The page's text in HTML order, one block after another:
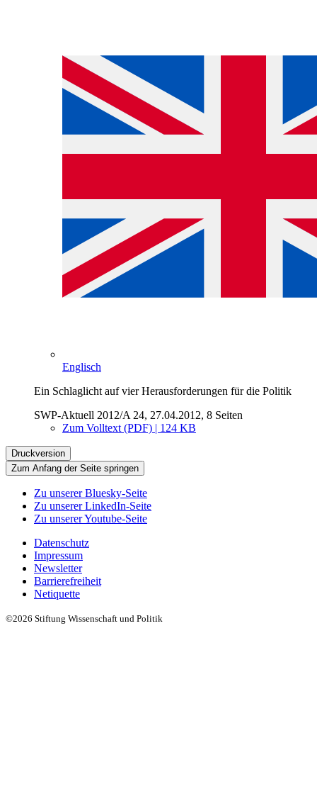
Englisch
Ein Schlaglicht auf vier Herausforderungen für die Politik
SWP-Aktuell 2012/A 24, 27.04.2012, 8 Seiten
Zum Volltext (PDF) | 124 KB
Druckversion
Zum Anfang der Seite springen
Zu unserer Bluesky-Seite
Zu unserer LinkedIn-Seite
Zu unserer Youtube-Seite
Datenschutz
Impressum
Newsletter
Barrierefreiheit
Netiquette
©2026 Stiftung Wissenschaft und Politik